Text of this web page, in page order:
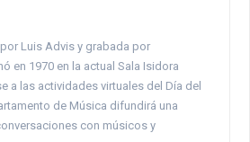
Luis Advis y grabada por
en 1970 en la actual Sala Isidora
a las actividades virtuales del Día del
de Música difundirá una
con músicos y